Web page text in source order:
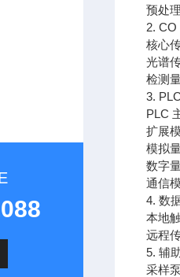
预处
2.
核心
光谱
检测
3.
PLC
扩展
模拟
数字
通信
4. 数
本地
远程
5. 辅
采样